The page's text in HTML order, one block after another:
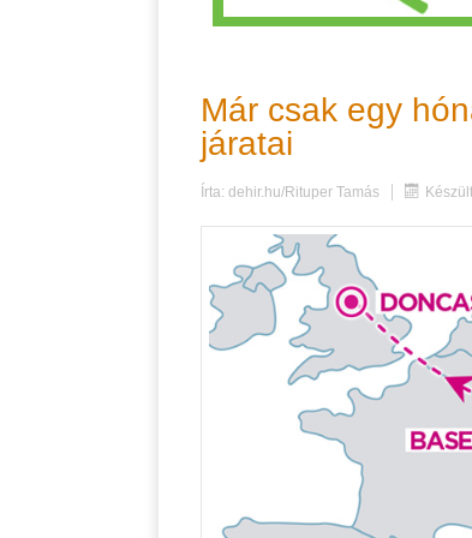
Már csak egy
járatai
Írta: dehir.hu/Rituper Tamás